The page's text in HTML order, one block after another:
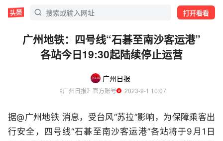
打开看看
广州地铁：四号线“石碁至南沙客运港”
各站今日19:30起陆续停止运营
广州日报
《广州日报》官方账号
  2023-9-1 10:07
据@广州地铁 消息，受台风“苏拉”影响，为保障乘客出
行安全，四号线“石碁至南沙客运港”各站将于9月1日